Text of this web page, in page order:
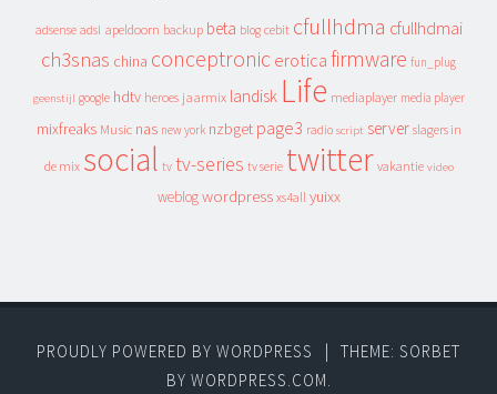
adsense adsl apeldoorn backup beta blog cebit cfullhdma cfullhdmai
ch3snas china conceptronic erotica firmware fun_plug
geenstijl google hdtv heroes jaarmix landisk Life mediaplayer media player
mixfreaks Music nas new york nzbget page3 radio script server slagers in
de mix social tv tv-series tv serie twitter vakantie video
weblog wordpress xs4all yuixx
PROUDLY POWERED BY WORDPRESS
THEME: SORBET
BY WORDPRESS.COM.